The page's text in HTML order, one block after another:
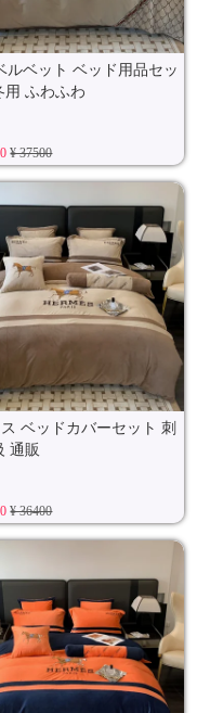
ルベット ベッド用品セッ
用 ふわふわ
¥ 37500
ベッドカバーセット 刺
通販
¥ 36400